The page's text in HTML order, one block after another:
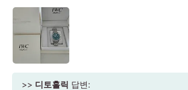
>> 디토홀릭 답변: